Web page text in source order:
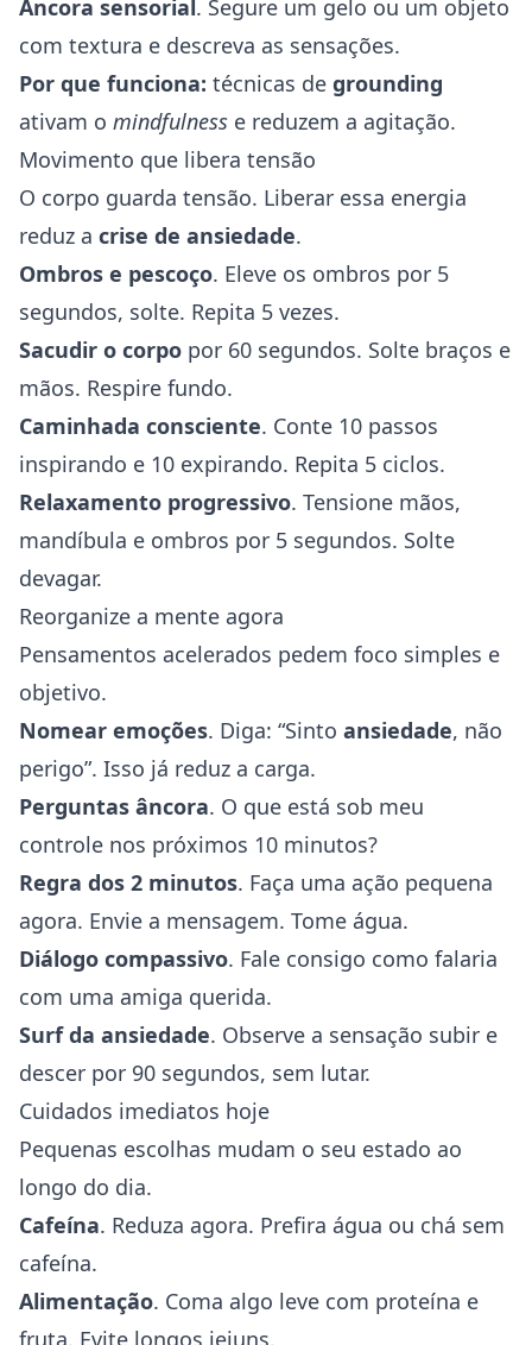
Âncora sensorial . Segure um gelo ou um objeto
com textura e descreva as sensações.
Por que funciona: técnicas de grounding
ativam o mindfulness e reduzem a agitação.
Movimento que libera tensão
O corpo guarda tensão. Liberar essa energia
reduz a crise de ansiedade.
Ombros e pescoço. Eleve os ombros por 5
segundos, solte. Repita 5 vezes.
Sacudir o corpo por 60 segundos. Solte braços e
mãos. Respire fundo.
Caminhada consciente. Conte 10 passos
inspirando e 10 expirando. Repita 5 ciclos.
Relaxamento progressivo. Tensione mãos,
mandíbula e ombros por 5 segundos. Solte
devagar.
Reorganize a mente agora
Pensamentos acelerados pedem foco simples e
objetivo.
Nomear emoções. Diga: “Sinto ansiedade, não
perigo”. Isso já reduz a carga.
Perguntas âncora. O que está sob meu
controle nos próximos 10 minutos?
Regra dos 2 minutos. Faça uma ação pequena
agora. Envie a mensagem. Tome água.
Diálogo compassivo. Fale consigo como falaria
com uma amiga querida.
Surf da ansiedade. Observe a sensação subir e
descer por 90 segundos, sem lutar.
Cuidados imediatos hoje
Pequenas escolhas mudam o seu estado ao
longo do dia.
Cafeína. Reduza agora. Prefira água ou chá sem
cafeína.
Alimentação. Coma algo leve com proteína e
fruta. Evite longos jejuns.